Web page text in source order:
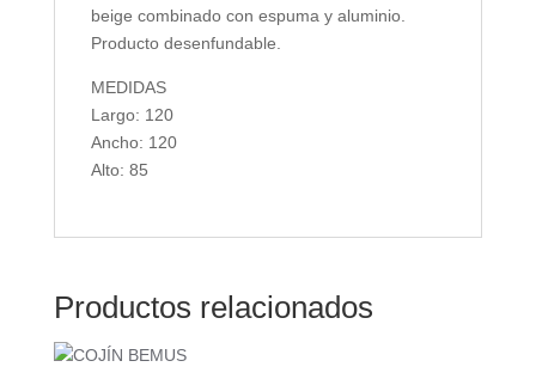
beige combinado con espuma y aluminio.
Producto desenfundable.
MEDIDAS
Largo: 120
Ancho: 120
Alto: 85
Productos relacionados